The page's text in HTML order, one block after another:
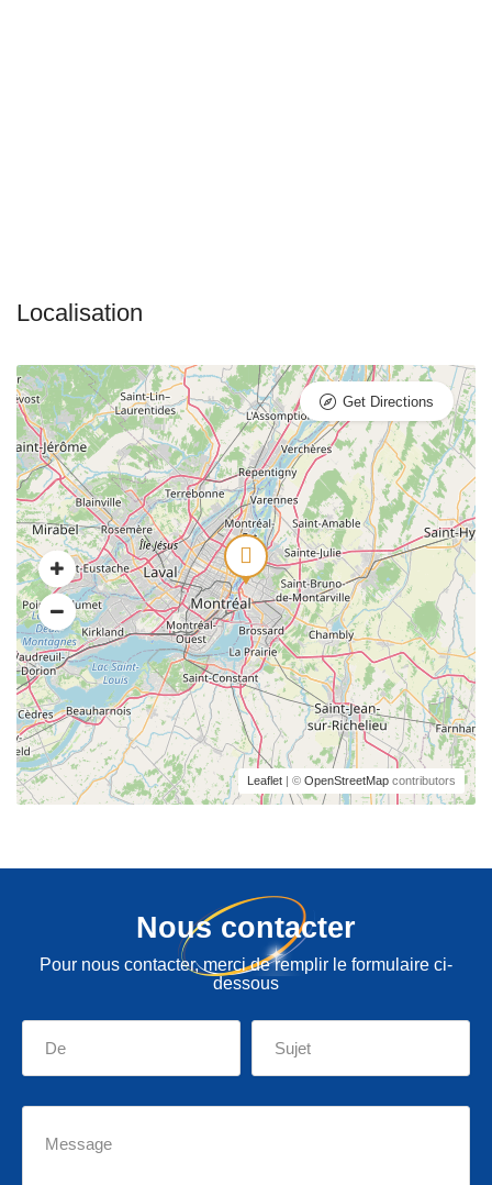
Leaflet | © OpenStreetMap contributors
Get Directions
Nous contacter
Pour nous contacter, merci de remplir le formulaire ci-
dessous